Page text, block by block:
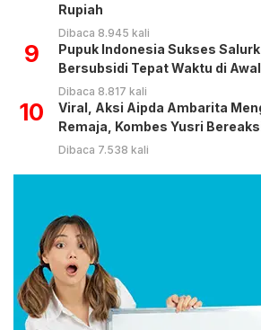
Rupiah
Dibaca 8.945 kali
9
Pupuk Indonesia Sukses
Bersubsidi Tepat Waktu di
Dibaca 8.817 kali
10
Viral, Aksi Aipda Ambarita
Remaja, Kombes Yusri
Dibaca 7.538 kali